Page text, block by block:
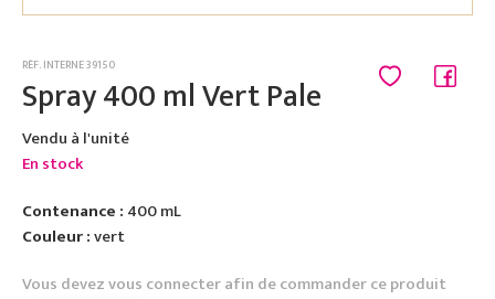
RÉF. INTERNE 39150
Spray 400 ml Vert Pale
Vendu à l'unité
En stock
Contenance : 400 mL
Couleur :vert
Vous devez vous connecter afin de commander ce produit